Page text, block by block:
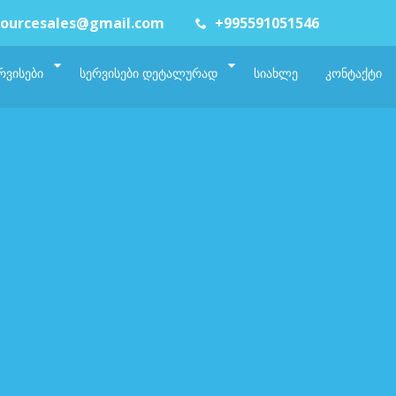
+995591051546
ᲡᲔᲠᲕᲘᲡᲔᲑᲘ ᲓᲔᲢᲐᲚᲣᲠᲐᲓ ᲡᲘᲐᲮᲚᲔ ᲙᲝᲜᲢᲐᲥᲢᲘ